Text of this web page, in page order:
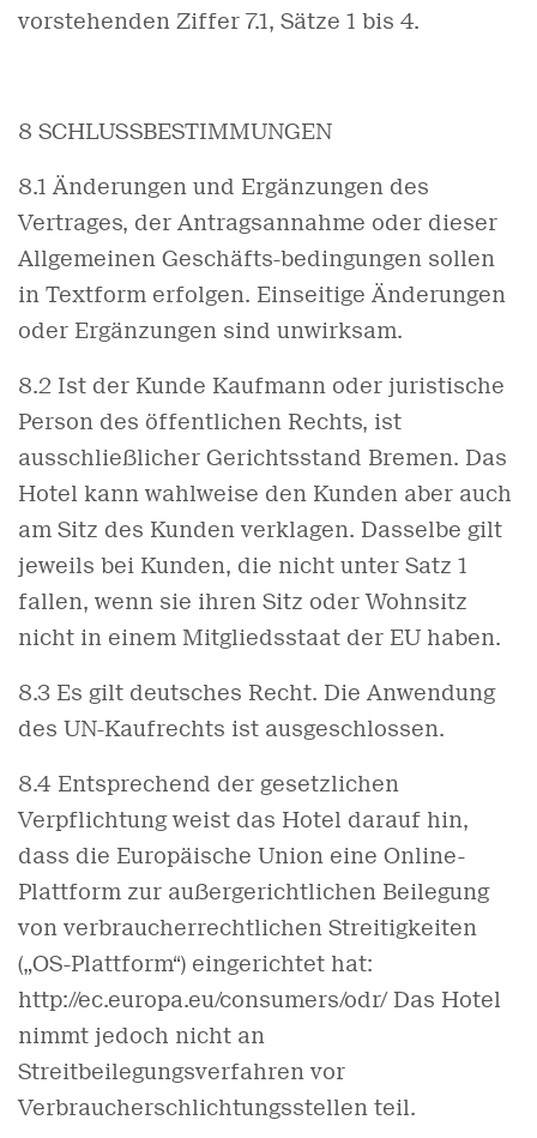
vorstehenden Ziffer 7.1, Sätze 1 bis 4.
8 SCHLUSSBESTIMMUNGEN
8.1 Änderungen und Ergänzungen des
Vertrages, der Antragsannahme oder dieser
Allgemeinen Geschäfts-bedingungen sollen
in Textform erfolgen. Einseitige Änderungen
oder Ergänzungen sind unwirksam.
8.2 Ist der Kunde Kaufmann oder juristische
Person des öffentlichen Rechts, ist
ausschließlicher Gerichtsstand Bremen. Das
Hotel kann wahlweise den Kunden aber auch
am Sitz des Kunden verklagen. Dasselbe gilt
jeweils bei Kunden, die nicht unter Satz 1
fallen, wenn sie ihren Sitz oder Wohnsitz
nicht in einem Mitgliedsstaat der EU haben.
8.3 Es gilt deutsches Recht. Die Anwendung
des UN-Kaufrechts ist ausgeschlossen.
8.4 Entsprechend der gesetzlichen
Verpflichtung weist das Hotel darauf hin,
dass die Europäische Union eine Online-
Plattform zur außergerichtlichen Beilegung
von verbraucherrechtlichen Streitigkeiten
(„OS-Plattform“) eingerichtet hat:
http://ec.europa.eu/consumers/odr/ Das Hotel
nimmt jedoch nicht an
Streitbeilegungsverfahren vor
Verbraucherschlichtungsstellen teil.